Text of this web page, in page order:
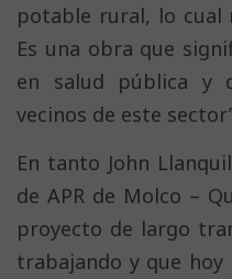
potable rural, lo cual
Es una obra que
en salud pública y
vecinos de este
En tanto John
de APR de Molco –
proyecto de largo
trabajando y que hoy